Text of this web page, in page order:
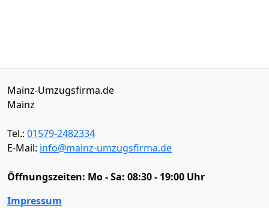
Mainz-Umzugsfirma.de
Mainz
Tel.: 01579-2482334
E-Mail: info@mainz-umzugsfirma.de
Öffnungszeiten: Mo - Sa: 08:30 - 19:00 Uhr
Impressum